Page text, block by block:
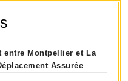
entre Montpellier et La
Assurée